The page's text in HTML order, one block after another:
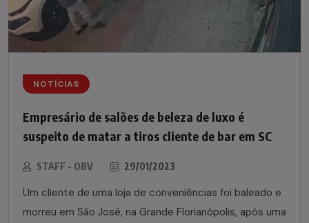
NOTÍCIAS
Empresário de salões de beleza de luxo é
suspeito de matar a tiros cliente de bar em SC
STAFF - OBV 29/01/2023
Um cliente de uma loja de conveniências foi baleado e
morreu em São José, na Grande Florianópolis, após uma